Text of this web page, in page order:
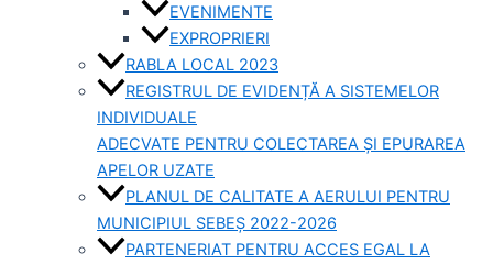
EVENIMENTE
EXPROPRIERI
RABLA LOCAL 2023
REGISTRUL DE EVIDENȚĂ A SISTEMELOR
INDIVIDUALE
ADECVATE PENTRU COLECTAREA ȘI EPURAREA
APELOR UZATE
PLANUL DE CALITATE A AERULUI PENTRU
MUNICIPIUL SEBEȘ 2022-2026
PARTENERIAT PENTRU ACCES EGAL LA